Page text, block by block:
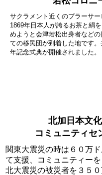
サクラメント近くのプラーサー
1869年日本人が誇るお茶と絹
めようと会津若松出身者など
ての移民団が到着した地です。
年記念式典が開催されました。
北加日本文化
コミュニティセ
関東大震災の時は６０万
て支援、コミュニティー
北大震災の被災者を３５